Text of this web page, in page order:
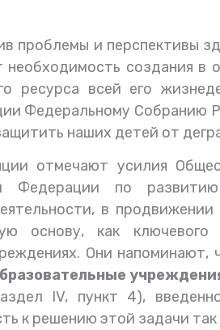
проблемы и перспективы
создания в
ресурса всей его
Федеральному Собранию
наших детей от
отмечают усилия
Федерации по развитию
в
основу, как
Они напоминают,
IV, пункт 4),
к решению этой задачи